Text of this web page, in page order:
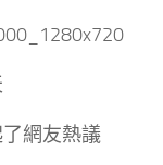
網友熱議